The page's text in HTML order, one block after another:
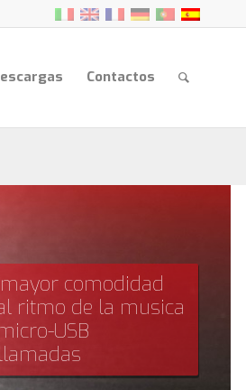
Contactos
comodidad
ritmo de la musica
USB